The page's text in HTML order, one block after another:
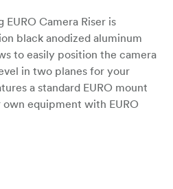
Camera Riser is
black anodized aluminum
to easily position the camera
in two planes for your
a standard EURO mount
equipment with EURO